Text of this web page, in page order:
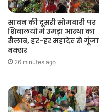
सावन की दूसरी सोमवारी पर
शिवालयों में उमड़ा आस्था का
सैलाब, हर-हर महादेव से गूंजा
बक्सर
26 minutes ago